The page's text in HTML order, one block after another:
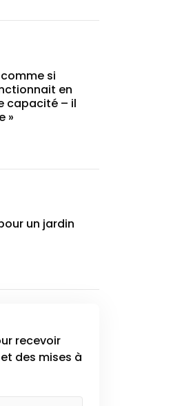
si
en
capacité – il
»
un jardin
recevoir
des mises à